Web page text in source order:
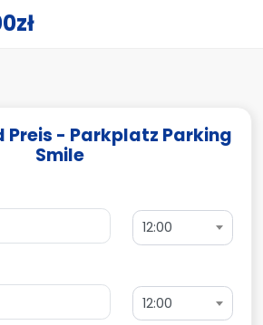
Preis - Parkplatz Parking
Smile
12:00
12:00